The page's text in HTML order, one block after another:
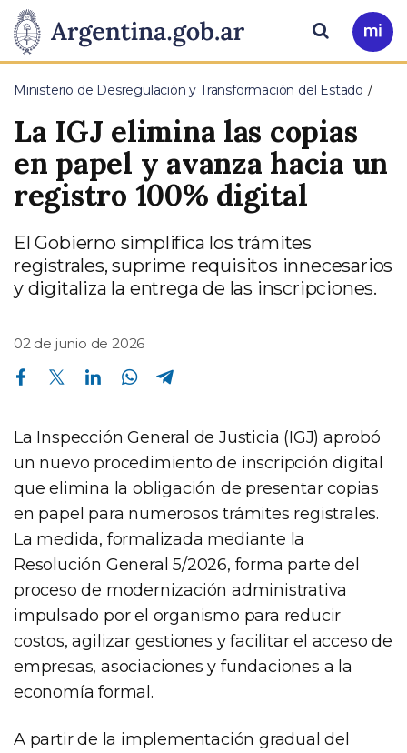
Presidencia
de
la
Nación
Pasar al contenido principal
Ir
a
Buscar
Ministerio de Desregulación y Transformación del Estado
La IGJ elimina las copias
en papel y avanza hacia un
registro 100% digital
El Gobierno simplifica los trámites
registrales, suprime requisitos innecesarios
y digitaliza la entrega de las inscripciones.
02 de junio de 2026
Compartir en Facebook Compartir en Twitter Compartir en Linkedin Compartir en Whatsapp
La Inspección General de Justicia (IGJ) aprobó
un nuevo procedimiento de inscripción digital
que elimina la obligación de presentar copias
en papel para numerosos trámites registrales.
La medida, formalizada mediante la
Resolución General 5/2026, forma parte del
proceso de modernización administrativa
impulsado por el organismo para reducir
costos, agilizar gestiones y facilitar el acceso de
empresas, asociaciones y fundaciones a la
economía formal.
A partir de la implementación gradual del